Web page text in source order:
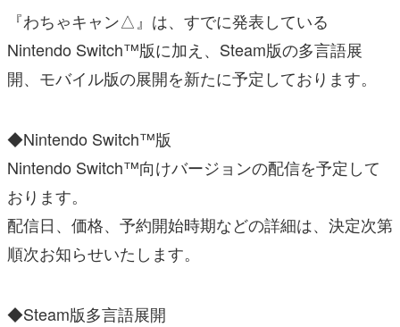
『わちゃキャン△』は、すでに発表している
Nintendo Switch™版に加え、Steam版の多言語展
開、モバイル版の展開を新たに予定しております。
◆Nintendo Switch™版
Nintendo Switch™向けバージョンの配信を予定して
おります。
配信日、価格、予約開始時期などの詳細は、決定次第
順次お知らせいたします。
◆Steam版多言語展開